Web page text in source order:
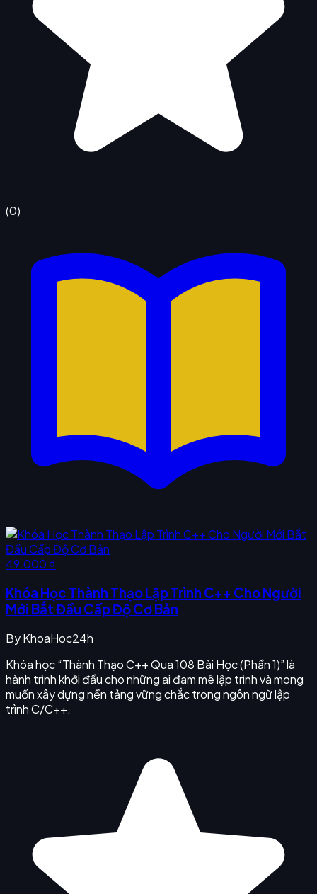
(0)
49.000 ₫
Khóa Học Thành Thạo Lập Trình C++ Cho Người
Mới Bắt Đầu Cấp Độ Cơ Bản
ByKhoaHoc24h
Khóa học “Thành Thạo C++ Qua 108 Bài Học (Phần 1)” là
hành trình khởi đầu cho những ai đam mê lập trình và mong
muốn xây dựng nền tảng vững chắc trong ngôn ngữ lập
trình C/C++.